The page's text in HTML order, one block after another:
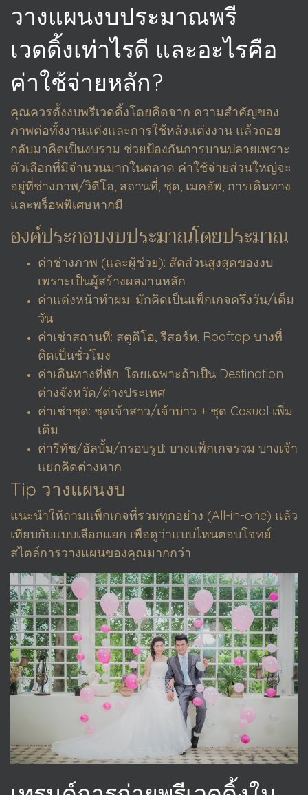
วางแผนงบประมาณพรี
เวดดิ้งเท่าไรดี และอะไรคือ
ค่าใช้จ่ายหลัก?
คุณควรตั้งงบพรีเวดดิ้งโดยคิดจาก ความสำคัญของ
ภาพต่อทั้งงานแต่งและการใช้หลังแต่งงาน แล้วถอย
กลับมาคิดเป็นงบรวม ช่วยป้องกันการบานปลายเพราะ
ตัวเลือกที่มีจำนวนมากในตลาด ค่าใช้จ่ายส่วนใหญ่จะ
อยู่ที่ช่างภาพ/วิดีโอ, สถานที่, ชุด, เมคอัพ, การเดินทาง
และพร็อพพิเศษหากมี
องค์ประกอบงบประมาณโดยประมาณ
ค่าช่างภาพ (และผู้ช่วย): สัดส่วนสูงสุดของงบ
เพราะเป็นผู้สร้างผลงานหลัก
ค่าแต่งหน้าทำผม: มักคิดเป็นแพ็กเกจครึ่งวัน/เต็ม
วัน
ค่าเช่าสถานที่: สตูดิโอ, รีสอร์ท, Rooftop บางที่
คิดเป็นชั่วโมง
ค่าเดินทางที่พัก: โดยเฉพาะถ้าเป็น Destination
ต่างจังหวัด/ต่างประเทศ
ค่าเช่าชุด: ชุดเจ้าสาว/เจ้าบ่าว + ชุด Casual เพิ่ม
เติม
ค่ารีทัช/อัลบั้ม/กรอบรูป: บางแพ็กเกจรวม บางเจ้า
แยกคิดต่างหาก
Tip วางแผนงบ
แนะนำให้ถามแพ็กเกจที่รวมทุกอย่าง (All-in-one) แล้ว
เทียบกับแบบเลือกแยก เพื่อดูว่าแบบไหนตอบโจทย์
สไตล์การวางแผนของคุณมากกว่า